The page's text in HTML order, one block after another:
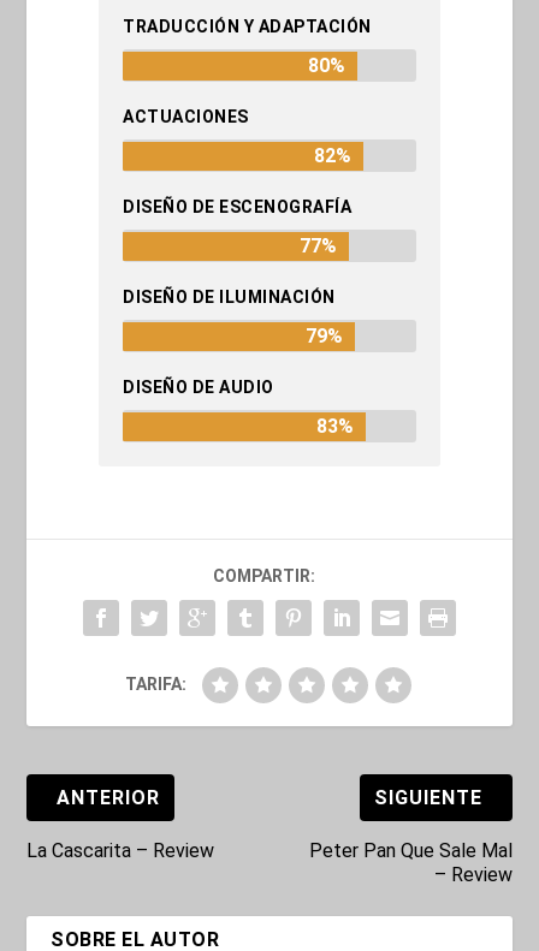
TRADUCCIÓN Y ADAPTACIÓN
80%
ACTUACIONES
82%
DISEÑO DE ESCENOGRAFÍA
77%
DISEÑO DE ILUMINACIÓN
79%
DISEÑO DE AUDIO
83%
COMPARTIR:
TARIFA:
ANTERIOR
La Cascarita – Review
SIGUIENTE
Peter Pan Que Sale Mal
– Review
SOBRE EL AUTOR